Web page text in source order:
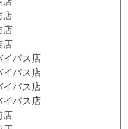
パス店
パス店
パス店
パス店